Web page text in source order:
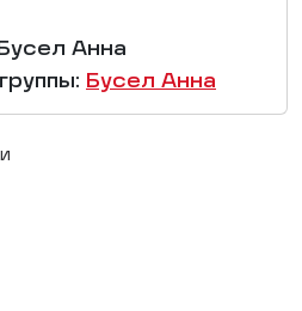
Анна
Бусел Анна